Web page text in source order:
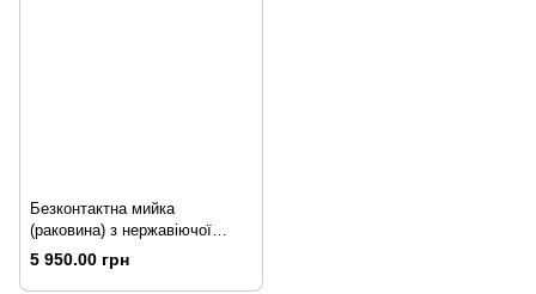
Безконтактна мийка
(раковина) з нержавіючої
сталі 500*400*315 мм з
краном і натискним вмикачем
5 950.00 грн